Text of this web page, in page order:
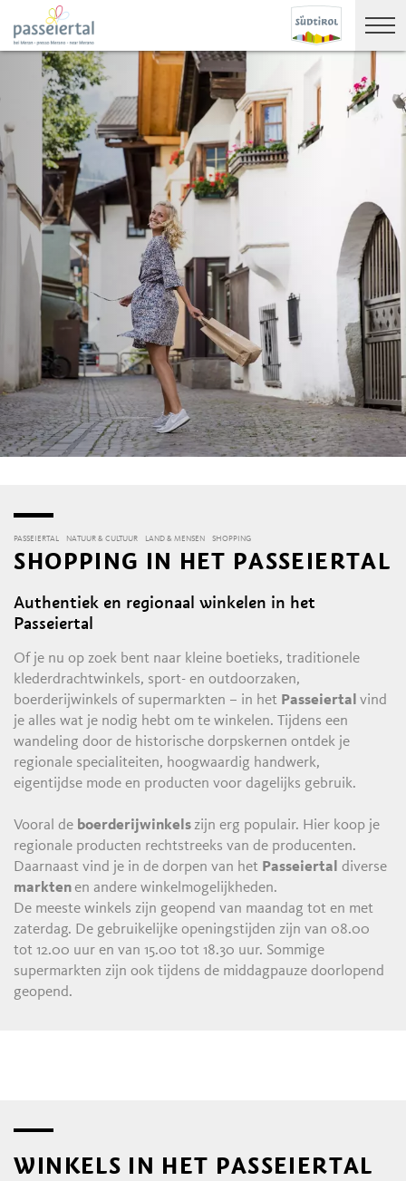
PASSEIERTAL NATUUR & CULTUUR LAND & MENSEN SHOPPING
SHOPPING IN HET PASSEIERTAL
Authentiek en regionaal winkelen in het
Passeiertal
Of je nu op zoek bent naar kleine boetieks, traditionele
klederdrachtwinkels, sport- en outdoorzaken,
boerderijwinkels of supermarkten – in het Passeiertalvind
je alles wat je nodig hebt om te winkelen. Tijdens een
wandeling door de historische dorpskernen ontdek je
regionale specialiteiten, hoogwaardig handwerk,
eigentijdse mode en producten voor dagelijks gebruik.
Vooral de boerderijwinkelszijn erg populair. Hier koop je
regionale producten rechtstreeks van de producenten.
Daarnaast vind je in de dorpen van het Passeiertal diverse
marktenen andere winkelmogelijkheden.
De meeste winkels zijn geopend van maandag tot en met
zaterdag. De gebruikelijke openingstijden zijn van 08.00
tot 12.00 uur en van 15.00 tot 18.30 uur. Sommige
supermarkten zijn ook tijdens de middagpauze doorlopend
geopend.
WINKELS IN HET PASSEIERTAL